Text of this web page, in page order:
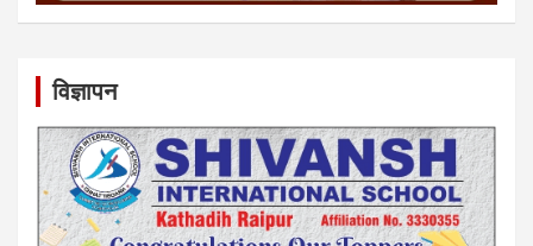
विज्ञापन